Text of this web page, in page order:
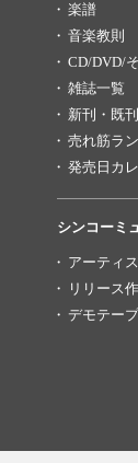
楽譜
音楽教則
CD/DVD/
雑誌一覧
新刊・既
売れ筋ラ
発売日カ
シンコーミ
アーティ
リリース
デモテー